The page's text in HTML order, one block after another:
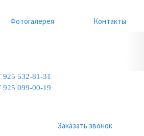
Фотогалерея Контакты
925 532-81-31
925 099-00-19
Заказать звонок